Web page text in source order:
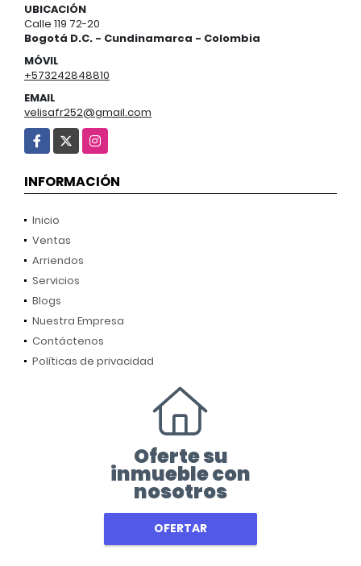
UBICACIÓN
Calle 119 72-20
Bogotá D.C. - Cundinamarca - Colombia
MÓVIL
+573242848810
EMAIL
velisafr252@gmail.com
Facebook
X Instagram
INFORMACIÓN
Inicio
Ventas
Arriendos
Servicios
Blogs
Nuestra Empresa
Contáctenos
Políticas de privacidad
Oferte su
inmueble con
nosotros
OFERTAR